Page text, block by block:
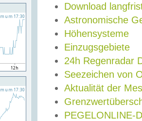
Download
Astronomische
Höhensysteme
Einzugsgebiete
24h Regenradar
Seezeichen von
Aktualität der
PEGELONLINE-